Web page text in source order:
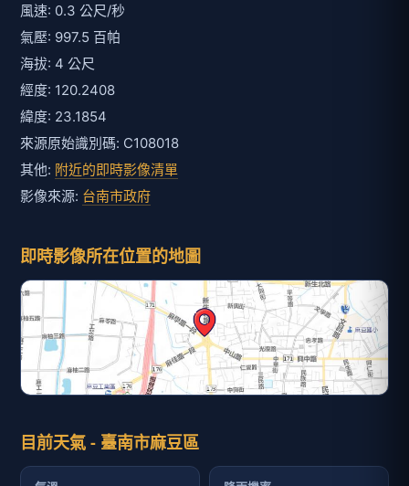
風速: 0.3 公尺/秒
氣壓: 997.5 百帕
海拔: 4 公尺
經度: 120.2408
緯度: 23.1854
來源原始識別碼: C108018
其他: 附近的即時影像清單
影像來源: 台南市政府
即時影像所在位置的地圖
目前天氣 - 臺南市麻豆區